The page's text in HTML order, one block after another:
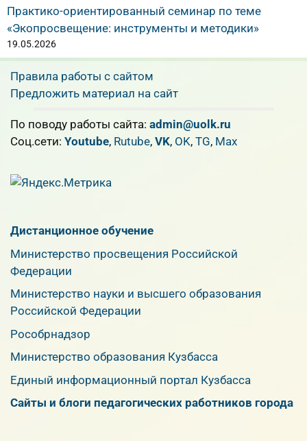
Практико-ориентированный семинар по теме
«Экопросвещение: инструменты и методики»
19.05.2026
Правила работы с сайтом
Предложить материал на сайт
По поводу работы сайта: admin@uolk.ru
Cоц.сети: Youtube, Rutube, VK, OK, TG, Max
Дистанционное обучение
Министерство просвещения Российской
Федерации
Министерство науки и высшего образования
Российской Федерации
Рособрнадзор
Министерство образования Кузбасса
Единый информационный портал Кузбасса
Сайты и блоги педагогических работников города